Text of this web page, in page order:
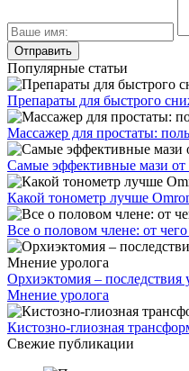
Популярные статьи
Препараты для быстрого
Массажер для простаты:
Самые эффективные мази от
Какой тонометр лучше
Все о половом члене: от
Орхиэктомия – последствия
Мнение уролога
Кистозно-глиозная
Свежие публикации